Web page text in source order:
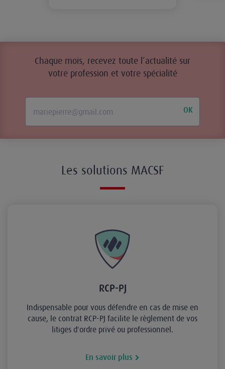
Chaque mois, recevez toute l’actualité sur
votre profession et votre spécialité
OK
Les solutions MACSF
RCP-PJ
Indispensable pour vous défendre en cas de mise en
cause, le contrat RCP-PJ facilite le règlement de vos
litiges d'ordre privé ou professionnel.
En savoir plus